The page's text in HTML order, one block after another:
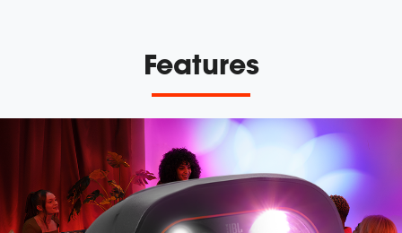
Features